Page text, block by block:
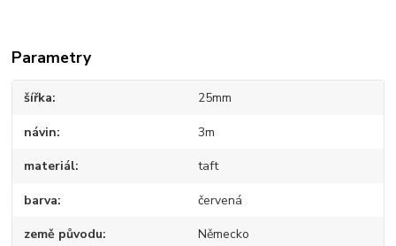
Parametry
šířka 25mm
návin 3m
materiál taft
barva červená
země původu Německo